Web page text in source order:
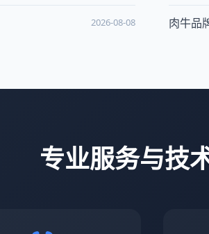
2026-08-08 肉牛品
专业服务与技